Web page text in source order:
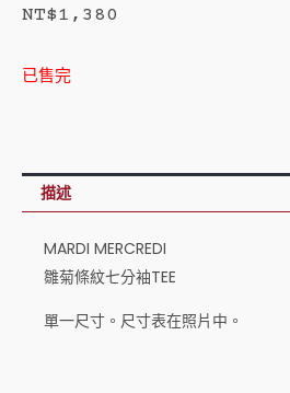
NT$1,380
已售完
描述
MARDI MERCREDI
雛菊條紋七分袖TEE
單一尺寸。尺寸表在照片中。